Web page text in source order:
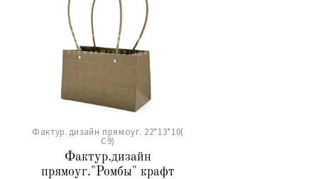
Фактур.дизайн прямоуг. 22*13*10(
С9)
Фактур.дизайн
прямоуг."Ромбы" крафт